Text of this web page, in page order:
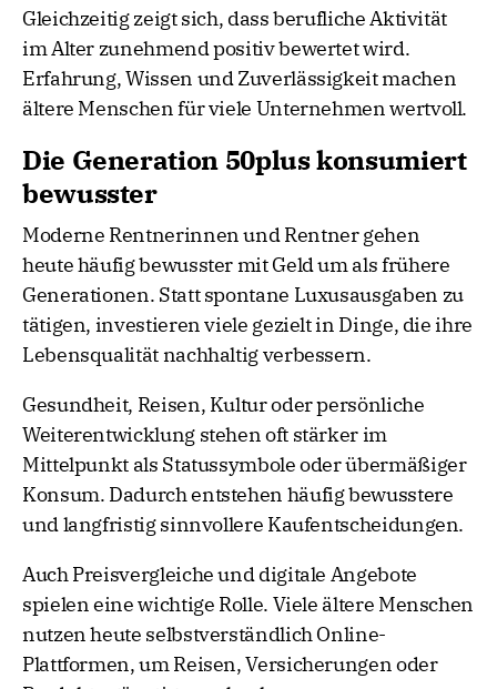
Gleichzeitig zeigt sich, dass berufliche Aktivität
im Alter zunehmend positiv bewertet wird.
Erfahrung, Wissen und Zuverlässigkeit machen
ältere Menschen für viele Unternehmen wertvoll.
Die Generation 50plus konsumiert
bewusster
Moderne Rentnerinnen und Rentner gehen
heute häufig bewusster mit Geld um als frühere
Generationen. Statt spontane Luxusausgaben zu
tätigen, investieren viele gezielt in Dinge, die ihre
Lebensqualität nachhaltig verbessern.
Gesundheit, Reisen, Kultur oder persönliche
Weiterentwicklung stehen oft stärker im
Mittelpunkt als Statussymbole oder übermäßiger
Konsum. Dadurch entstehen häufig bewusstere
und langfristig sinnvollere Kaufentscheidungen.
Auch Preisvergleiche und digitale Angebote
spielen eine wichtige Rolle. Viele ältere Menschen
nutzen heute selbstverständlich Online-
Plattformen, um Reisen, Versicherungen oder